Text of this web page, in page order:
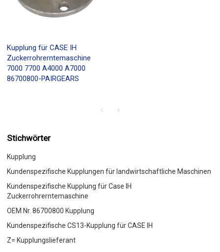
Kupplung für CASE IH
Zuckerrohrerntemaschine
7000 7700 A4000 A7000
86700800-PAIRGEARS
Stichwörter
Kupplung
Kundenspezifische Kupplungen für landwirtschaftliche Maschinen
Kundenspezifische Kupplung für Case IH
Zuckerrohrerntemaschine
OEM Nr. 86700800 Kupplung
Kundenspezifische CS13-Kupplung für CASE IH
Z= Kupplungslieferant